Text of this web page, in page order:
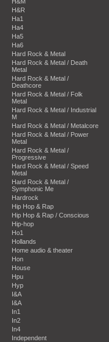
H&R
Ha1
Ha4
Ha5
Ha6
Hard Rock & Metal
Hard Rock & Metal / Death
Metal
Hard Rock & Metal /
Deathcore
Hard Rock & Metal / Folk
Metal
Hard Rock & Metal / Industrial
M
Hard Rock & Metal / Metalcore
Hard Rock & Metal / Power
Metal
Hard Rock & Metal /
Progressive
Hard Rock & Metal / Speed
Metal
Hard Rock & Metal /
Symphonic Me
Hardrock
Hip Hop & Rap
Hip Hop & Rap / Conscious
Hip-hop
Ho1
Hollands
Home audio & theater
Hon
House
Hpu
Hyp
I&A
I&A
In1
In2
In4
Independent